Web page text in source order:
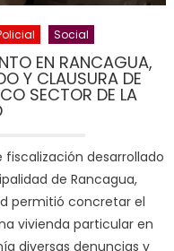
Social
EN RANCAGUA,
Y CLAUSURA DE
SECTOR DE LA
desarrollado
de Rancagua,
permitió concretar el
vivienda particular en
diversas denuncias y